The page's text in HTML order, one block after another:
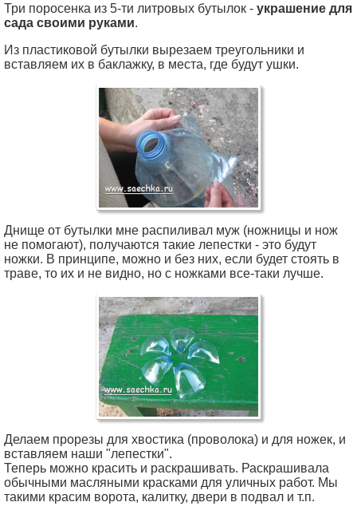
Три поросенка из 5-ти литровых бутылок - украшение для
сада своими руками.
Из пластиковой бутылки вырезаем треугольники и
вставляем их в баклажку, в места, где будут ушки.
Днище от бутылки мне распиливал муж (ножницы и нож
не помогают), получаются такие лепестки - это будут
ножки. В принципе, можно и без них, если будет стоять в
траве, то их и не видно, но с ножками все-таки лучше.
Делаем прорезы для хвостика (проволока) и для ножек, и
вставляем наши "лепестки".
Теперь можно красить и раскрашивать. Раскрашивала
обычными масляными красками для уличных работ. Мы
такими красим ворота, калитку, двери в подвал и т.п.